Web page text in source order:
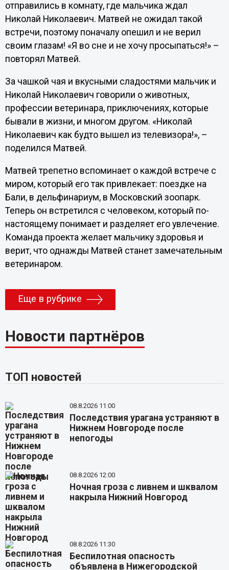
отправились в комнату, где мальчика ждал
Николай Николаевич. Матвей не ожидал такой
встречи, поэтому поначалу опешил и не верил
своим глазам! «Я во сне и не хочу просыпаться!» –
повторял Матвей.
За чашкой чая и вкусными сладостями мальчик и
Николай Николаевич говорили о животных,
профессии ветеринара, приключениях, которые
бывали в жизни, и многом другом. «Николай
Николаевич как будто вышел из телевизора!», –
поделился Матвей.
Матвей трепетно вспоминает о каждой встрече с
миром, который его так привлекает: поездке на
Бали, в дельфинариум, в Московский зоопарк.
Теперь он встретился с человеком, который по-
настоящему понимает и разделяет его увлечение.
Команда проекта желает мальчику здоровья и
верит, что однажды Матвей станет замечательным
ветеринаром.
Еще в рубрике
Новости партнёров
ТОП новостей
08.8.2026 11:00
Последствия урагана устраняют в
Нижнем Новгороде после
непогоды
08.8.2026 12:00
Ночная гроза с ливнем и шквалом
накрыла Нижний Новгород
08.8.2026 11:30
Беспилотная опасность
объявлена в Нижегородской